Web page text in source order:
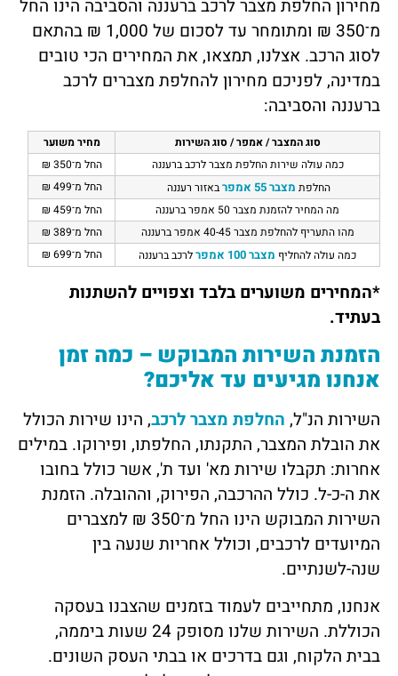
מחירון החלפת מצבר לרכב ברעננה והסביבה הינו החל
מ־350 ₪ ומתומחר עד לסכום של 1,000 ₪ בהתאם
לסוג הרכב. אצלנו, תמצאו, את המחירים הכי טובים
במדינה, לפניכם מחירון להחלפת מצברים לרכב
ברעננה והסביבה:
סוג המצבר / אמפר / סוג השירות
מחיר משוער
כמה עולה שירות החלפת מצבר לרכב ברעננה
החל מ־350 ₪
החלפת מצבר 55 אמפר באזור רעננה
החל מ־499 ₪
מה המחיר להזמנת מצבר 50 אמפר ברעננה
החל מ־459 ₪
מהו התעריף להחלפת מצבר 40-45 אמפר ברעננה
החל מ־389 ₪
כמה עולה להחליף מצבר 100 אמפר לרכב ברעננה החל מ־699 ₪
*המחירים משוערים בלבד וצפויים להשתנות
בעתיד.
הזמנת השירות המבוקש – כמה זמן
אנחנו מגיעים עד אליכם?
השירות הנ"ל, החלפת מצבר לרכב, הינו שירות הכולל
את הובלת המצבר, התקנתו, החלפתו, ופירוקו. במילים
אחרות: תקבלו שירות מא' ועד ת', אשר כולל בחובו
את ה-כ-ל. כולל ההרכבה, הפירוק, וההובלה. הזמנת
השירות המבוקש הינו החל מ־350 ₪ למצברים
המיועדים לרכבים, וכולל אחריות שנעה בין
שנה-לשנתיים.
אנחנו, מתחייבים לעמוד בזמנים שהצבנו בעסקה
הכוללת. השירות שלנו מסופק 24 שעות ביממה,
בבית הלקוח, וגם בדרכים או בבתי העסק השונים.